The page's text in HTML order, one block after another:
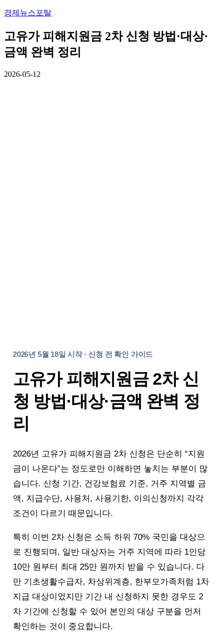
경제뉴스포탈
고유가 피해지원금 2차 신청 방법·대상·
금액 완벽 정리
2026-05-12
2026년 5월 18일 시작 · 신청 전 확인 가이드
고유가 피해지원금 2차 신
청 방법·대상·금액 완벽 정
리
2026년 고유가 피해지원금 2차 신청은 단순히 “지원
금이 나온다”는 정도로만 이해하면 놓치는 부분이 많
습니다. 신청 기간, 건강보험료 기준, 거주 지역별 금
액, 지급수단, 사용처, 사용기한, 이의신청까지 각각
조건이 다르기 때문입니다.
특히 이번 2차 신청은 소득 하위 70% 국민을 대상으
로 진행되며, 일반 대상자는 거주 지역에 따라 1인당
10만 원부터 최대 25만 원까지 받을 수 있습니다. 다
만 기초생활수급자, 차상위계층, 한부모가족처럼 1차
지급 대상이었지만 기간 내 신청하지 못한 경우도 2
차 기간에 신청할 수 있어 본인의 대상 구분을 먼저
확인하는 것이 중요합니다.